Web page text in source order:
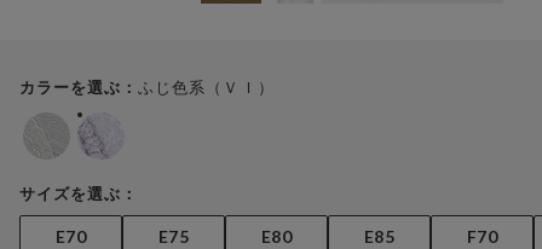
カラーを選ぶ：ふじ色系（ＶＩ）
サイズを選ぶ：
E70 E75 E80 E85 F70